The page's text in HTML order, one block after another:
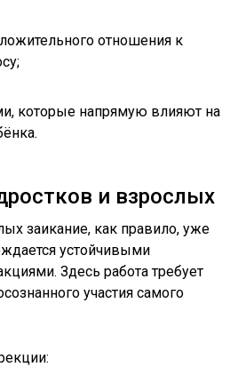
отношения к
которые напрямую влияют на
и взрослых
заикание, как правило, уже
устойчивыми
Здесь работа требует
участия самого